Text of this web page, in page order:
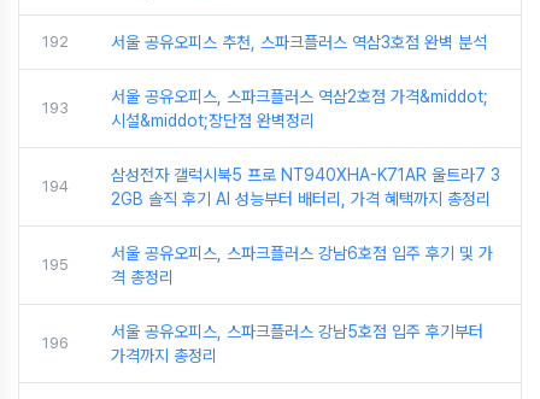
192 서울 공유오피스 추천, 스파크플러스 역삼3호점 완벽 분석
193
서울 공유오피스, 스파크플러스 역삼2호점 가격&middot;
시설&middot;장단점 완벽정리
194
삼성전자 갤럭시북5 프로 NT940XHA-K71AR 울트라7 3
2GB 솔직 후기 AI 성능부터 배터리, 가격 혜택까지 총정리
195
서울 공유오피스, 스파크플러스 강남6호점 입주 후기 및 가
격 총정리
196
서울 공유오피스, 스파크플러스 강남5호점 입주 후기부터
가격까지 총정리